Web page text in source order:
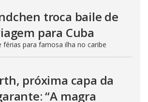
troca baile de
para Cuba
férias para famosa ilha no caribe
próxima capa da
“A magra